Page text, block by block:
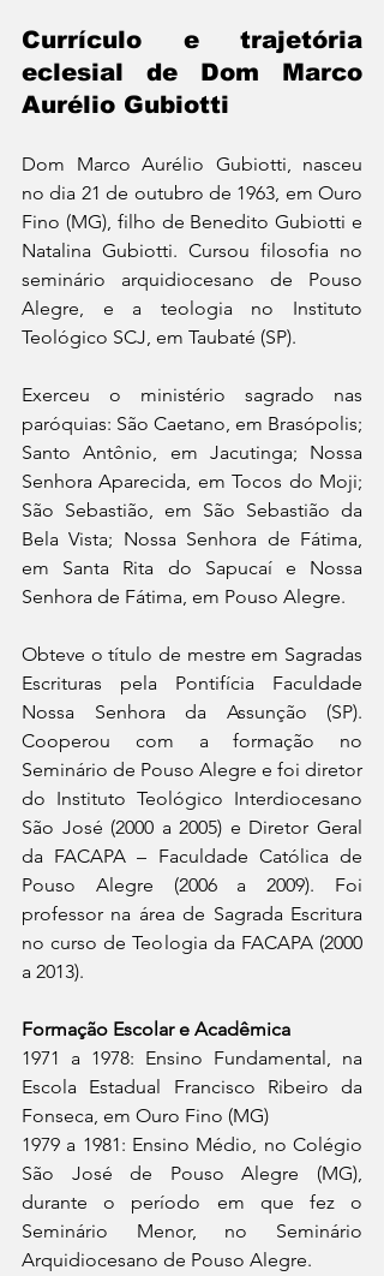
Currículo e trajetória
eclesial de Dom Marco
Aurélio Gubiotti
Dom Marco Aurélio Gubiotti, nasceu
no dia 21 de outubro de 1963, em Ouro
Fino (MG), filho de Benedito Gubiotti e
Natalina Gubiotti. Cursou filosofia no
seminário arquidiocesano de Pouso
Alegre, e a teologia no Instituto
Teológico SCJ, em Taubaté (SP).
Exerceu o ministério sagrado nas
paróquias: São Caetano, em Brasópolis;
Santo Antônio, em Jacutinga; Nossa
Senhora Aparecida, em Tocos do Moji;
São Sebastião, em São Sebastião da
Bela Vista; Nossa Senhora de Fátima,
em Santa Rita do Sapucaí e Nossa
Senhora de Fátima, em Pouso Alegre.
Obteve o título de mestre em Sagradas
Escrituras pela Pontifícia Faculdade
Nossa Senhora da Assunção (SP).
Cooperou com a formação no
Seminário de Pouso Alegre e foi diretor
do Instituto Teológico Interdiocesano
São José (2000 a 2005) e Diretor Geral
da FACAPA – Faculdade Católica de
Pouso Alegre (2006 a 2009). Foi
professor na área de Sagrada Escritura
no curso de Teologia da FACAPA (2000
a 2013).
Formação Escolar e Acadêmica
1971 a 1978: Ensino Fundamental, na
Escola Estadual Francisco Ribeiro da
Fonseca, em Ouro Fino (MG)
1979 a 1981: Ensino Médio, no Colégio
São José de Pouso Alegre (MG),
durante o período em que fez o
Seminário Menor, no Seminário
Arquidiocesano de Pouso Alegre.